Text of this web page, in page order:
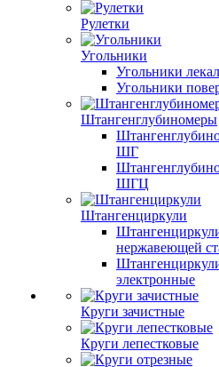
Рулетки
Угольники
Угольники
Угольники
Штангенглубиномеры
ШГ
ШГЦ
Штангенциркули
нержавеющей
электронные
Круги зачистные
Круги лепестковые